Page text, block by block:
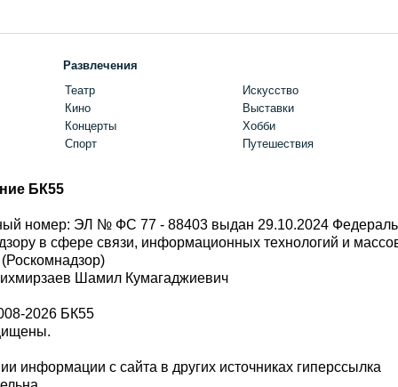
Развлечения
Театр
Кино
Концерты
Спорт
Искусство
Выставки
Хобби
Путешествия
БК55
номер: ЭЛ № ФС 77 - 88403 выдан 29.10.2024
в сфере связи, информационных технологий и
Шамил Кумагаджиевич
2026 БК55
информации с сайта в других источниках гиперссылка